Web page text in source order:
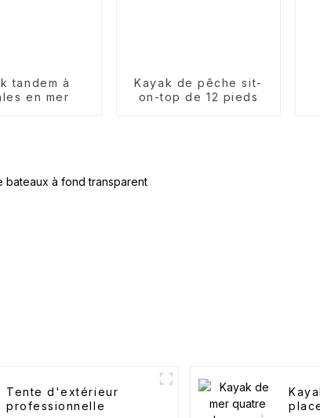
tandem à
en mer
Kayak de pêche sit-
on-top de 12 pieds
Tente d'extérieur
professionnelle